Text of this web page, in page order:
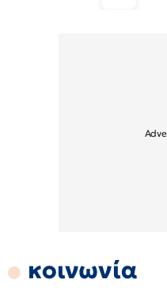
κοινωνία